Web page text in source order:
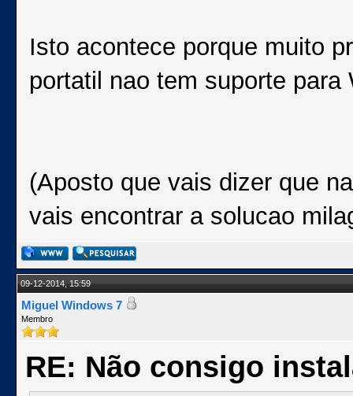
Isto acontece porque muito
portatil nao tem suporte
(Aposto que vais dizer que
vais encontrar a solucao
09-12-2014, 15:59
Miguel Windows 7
Membro
RE: Não consigo